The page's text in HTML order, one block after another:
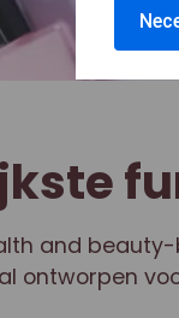
and
ontworpen